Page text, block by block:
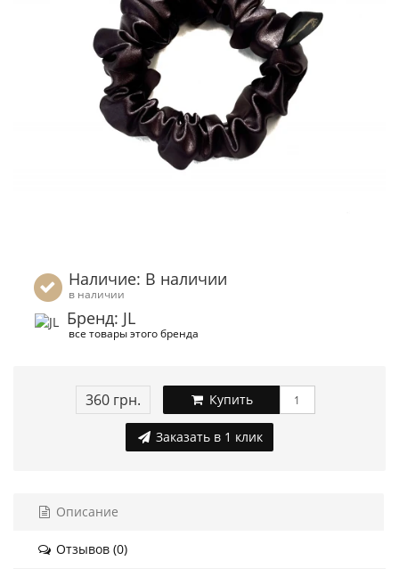
Наличие: В наличии
в наличии
Бренд: JL
все товары этого бренда
360 грн. Купить
Заказать в 1 клик
Описание
Отзывов (0)